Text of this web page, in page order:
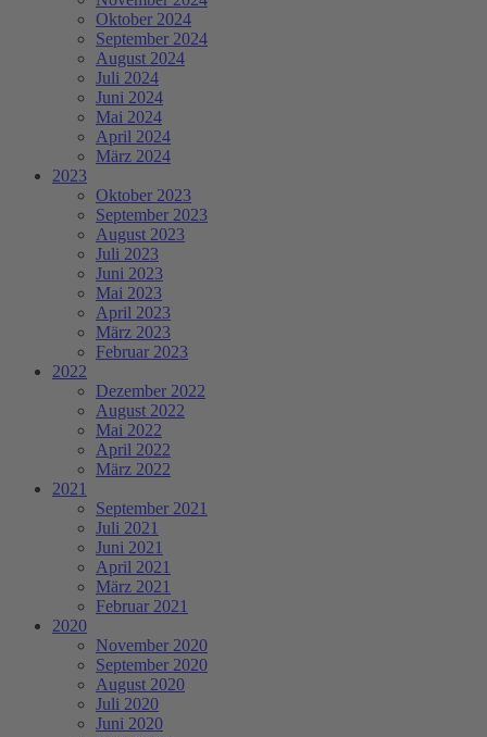
Oktober 2024
September 2024
August 2024
Juli 2024
Juni 2024
Mai 2024
April 2024
März 2024
2023
Oktober 2023
September 2023
August 2023
Juli 2023
Juni 2023
Mai 2023
April 2023
März 2023
Februar 2023
2022
Dezember 2022
August 2022
Mai 2022
April 2022
März 2022
2021
September 2021
Juli 2021
Juni 2021
April 2021
März 2021
Februar 2021
2020
November 2020
September 2020
August 2020
Juli 2020
Juni 2020